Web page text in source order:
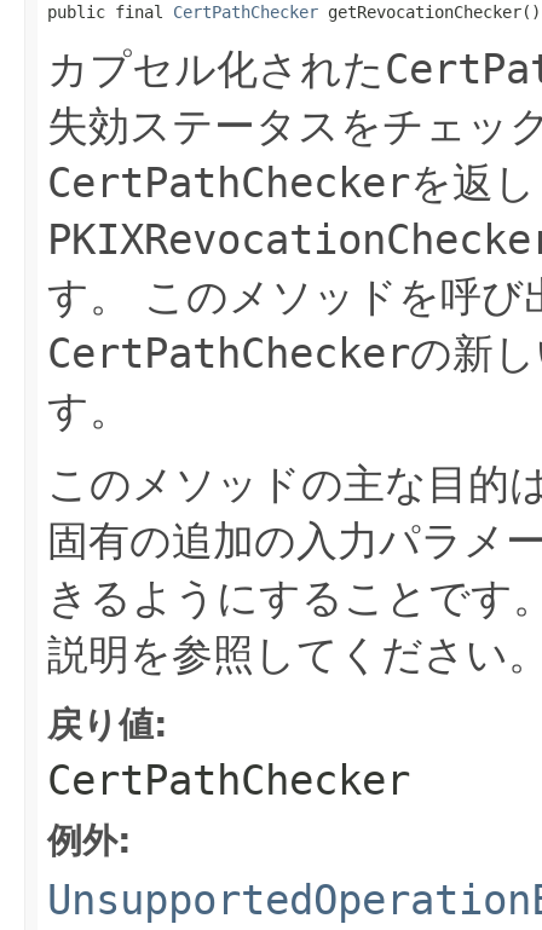
public final CertPathChecker getRevocationChecker()
カプセル化された
失効ステータスをチェッ
CertPathCheckerを返
す。
このメソッドを呼び
CertPathCheckerの新
す。
このメソッドの主な目的
固有の追加の入力パラメ
きるようにすることです
説明を参照してください
戻り値:
CertPathChecker
例外: